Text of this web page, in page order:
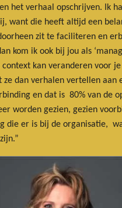
het verhaal opschrijven. Ik
want die heeft altijd een
zit te faciliteren en
kom ik ook bij jou als
context kan veranderen voor je
ze dan verhalen vertellen aan
en dat is 80% van de
worden gezien, gezien
die er is bij de organisatie,